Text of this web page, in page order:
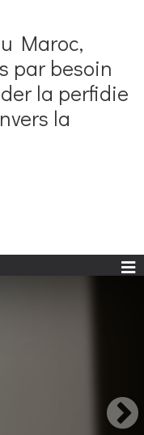
Maroc,
par besoin
la perfidie
la